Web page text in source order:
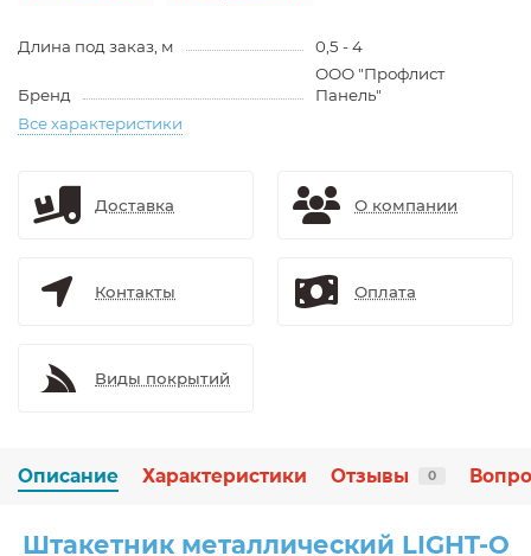
Длина под заказ, м 0,5 - 4
Бренд
ООО "Профлист
Панель"
Все характеристики
Доставка О компании
Контакты Оплата
Виды покрытий
Описание Характеристики Отзывы 0
Штакетник металлический LIGHT-O